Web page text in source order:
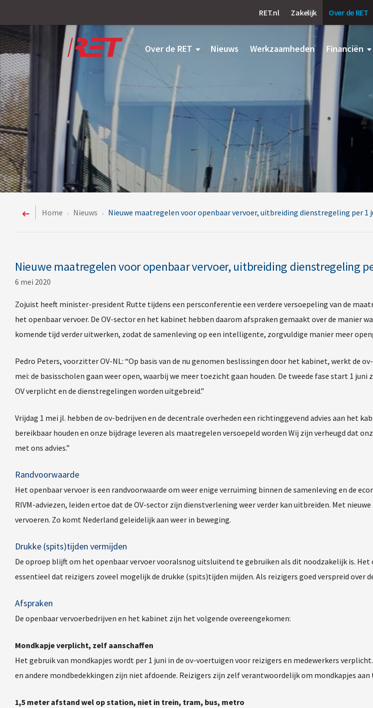
RET.nl Zakelijk Over de RET
Over de RET Nieuws Werkzaamheden Financiën
Logo
Home › Nieuws › Nieuwe maatregelen voor openbaar vervoer, uitbreiding dienstregeling per 1
Nieuwe maatregelen voor openbaar vervoer, uitbreiding dienstregeling
6 mei 2020
Zojuist heeft minister-president Rutte tijdens een persconferentie een verdere versoepeling van de
het openbaar vervoer. De OV-sector en het kabinet hebben daarom afspraken gemaakt over de manier
komende tijd verder uitwerken, zodat de samenleving op een intelligente, zorgvuldige manier meer
Pedro Peters, voorzitter OV-NL: “Op basis van de nu genomen beslissingen door het kabinet, werkt de
mei: de basisscholen gaan weer open, waarbij we meer toezicht gaan houden. De tweede fase start 1
OV verplicht en de dienstregelingen worden uitgebreid.”
Vrijdag 1 mei jl. hebben de ov-bedrijven en de decentrale overheden een richtinggevend advies aan het
bereikbaar houden en onze bijdrage leveren als maatregelen versoepeld worden Wij zijn verheugd dat
met ons advies.”
Randvoorwaarde
Het openbaar vervoer is een randvoorwaarde om weer enige verruiming binnen de samenleving en de
RIVM-adviezen, leiden ertoe dat de OV-sector zijn dienstverlening weer verder kan uitbreiden. Met
vervoeren. Zo komt Nederland geleidelijk aan weer in beweging.
Drukke (spits)tijden vermijden
De oproep blijft om het openbaar vervoer vooralsnog uitsluitend te gebruiken als dit noodzakelijk is.
essentieel dat reizigers zoveel mogelijk de drukke (spits)tijden mijden. Als reizigers goed verspreid
Afspraken
De openbaar vervoerbedrijven en het kabinet zijn het volgende overeengekomen:
Mondkapje verplicht, zelf aanschaffen
Het gebruik van mondkapjes wordt per 1 juni in de ov-voertuigen voor reizigers en medewerkers
en andere mondbedekkingen zijn niet afdoende. Reizigers zijn zelf verantwoordelijk om mondkapjes aan
1,5 meter afstand wel op station, niet in trein, tram, bus, metro